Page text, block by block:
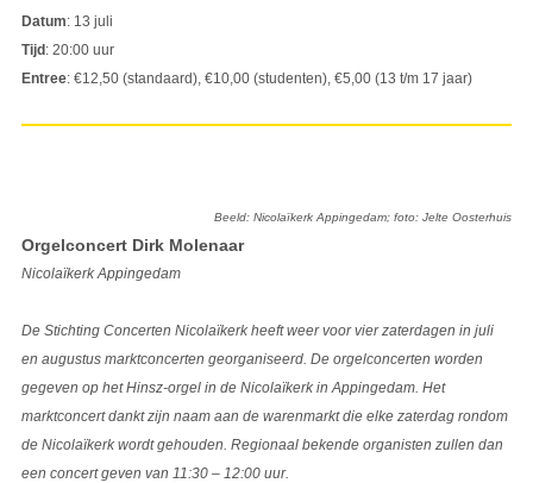
Datum: 13 juli
Tijd : 20:00 uur
Entree: €12,50 (standaard), €10,00 (studenten), €5,00 (13 t/m 17 jaar)
Beeld: Nicolaïkerk Appingedam; foto: Jelte Oosterhuis
Orgelconcert Dirk Molenaar
Nicolaïkerk Appingedam
De Stichting Concerten Nicolaïkerk heeft weer voor vier zaterdagen in juli
en augustus marktconcerten georganiseerd. De orgelconcerten worden
gegeven op het Hinsz-orgel in de Nicolaïkerk in Appingedam. Het
marktconcert dankt zijn naam aan de warenmarkt die elke zaterdag rondom
de Nicolaïkerk wordt gehouden. Regionaal bekende organisten zullen dan
een concert geven van 11:30 – 12:00 uur.